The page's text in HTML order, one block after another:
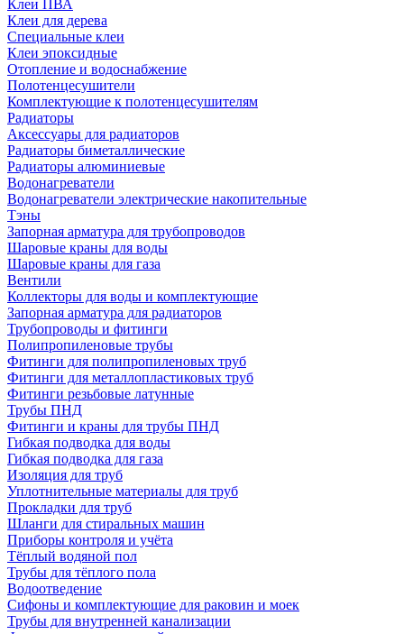
Клеи ПВА
Клеи для дерева
Специальные клеи
Клеи эпоксидные
Отопление и водоснабжение
Полотенцесушители
Комплектующие к полотенцесушителям
Радиаторы
Аксессуары для радиаторов
Радиаторы биметаллические
Радиаторы алюминиевые
Водонагреватели
Водонагреватели электрические накопительные
Тэны
Запорная арматура для трубопроводов
Шаровые краны для воды
Шаровые краны для газа
Вентили
Коллекторы для воды и комплектующие
Запорная арматура для радиаторов
Трубопроводы и фитинги
Полипропиленовые трубы
Фитинги для полипропиленовых труб
Фитинги для металлопластиковых труб
Фитинги резьбовые латунные
Трубы ПНД
Фитинги и краны для трубы ПНД
Гибкая подводка для воды
Гибкая подводка для газа
Изоляция для труб
Уплотнительные материалы для труб
Прокладки для труб
Шланги для стиральных машин
Приборы контроля и учёта
Тёплый водяной пол
Трубы для тёплого пола
Водоотведение
Сифоны и комплектующие для раковин и моек
Трубы для внутренней канализации